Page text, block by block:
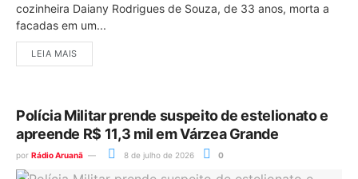
cozinheira Daiany Rodrigues de Souza, de 33 anos, morta a
facadas em um...
LEIA MAIS
Polícia Militar prende suspeito de estelionato e
apreende R$ 11,3 mil em Várzea Grande
por Rádio Aruanã 8 de julho de 2026 0